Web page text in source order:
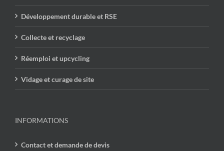
Développement durable et RSE
Collecte et recyclage
Réemploi et upcycling
Vidage et curage de site
INFORMATIONS
Contact et demande de devis